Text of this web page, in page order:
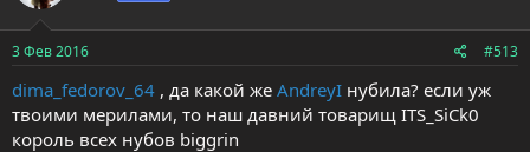
3 Фев 2016 #513
dima_fedorov_64 , да какой же AndreyI нубила? если уж
твоими мерилами, то наш давний товарищ ITS_SiCk0
король всех нубов biggrin